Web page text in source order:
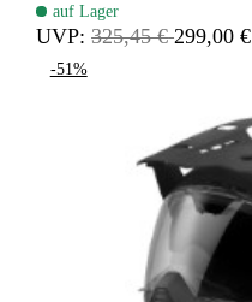
auf Lager
UVP:325,45 € 299,00 €
-51%